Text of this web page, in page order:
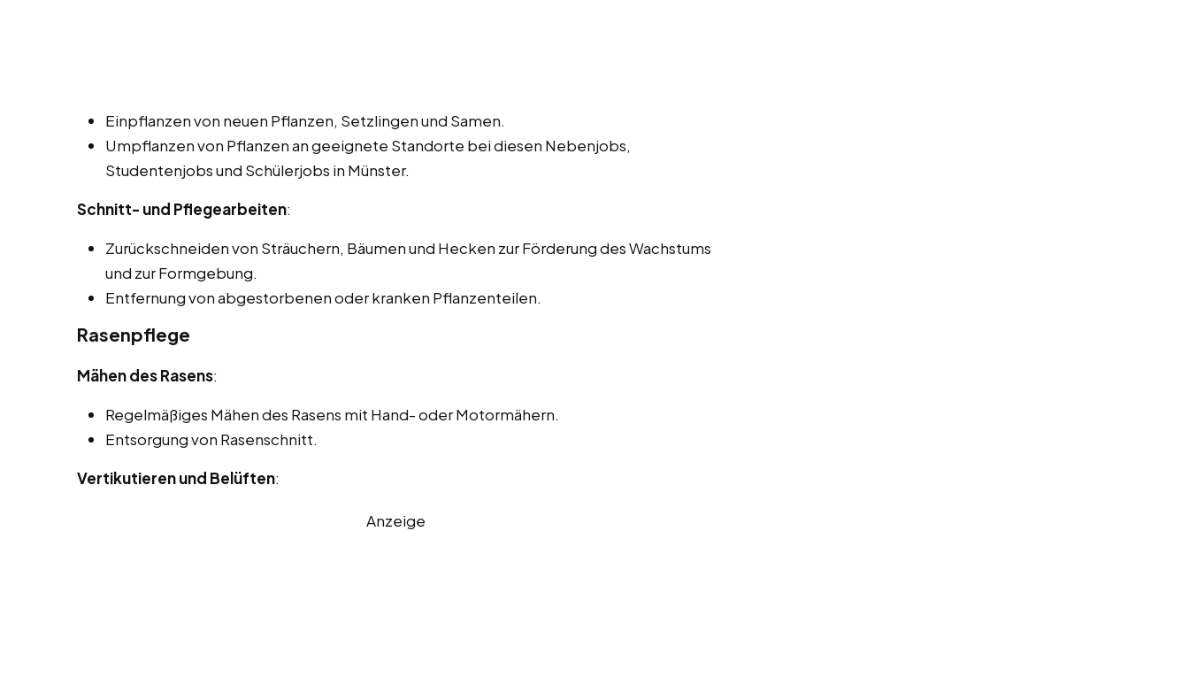
Einpflanzen von neuen Pflanzen, Setzlingen und Samen.
Umpflanzen von Pflanzen an geeignete Standorte bei diesen Nebenjobs,
Studentenjobs und Schülerjobs in Münster.
Schnitt- und Pflegearbeiten:
Zurückschneiden von Sträuchern, Bäumen und Hecken zur Förderung des Wachstums
und zur Formgebung.
Entfernung von abgestorbenen oder kranken Pflanzenteilen.
Rasenpflege
Mähen des Rasens:
Regelmäßiges Mähen des Rasens mit Hand- oder Motormähern.
Entsorgung von Rasenschnitt.
Vertikutieren und Belüften:
Anzeige